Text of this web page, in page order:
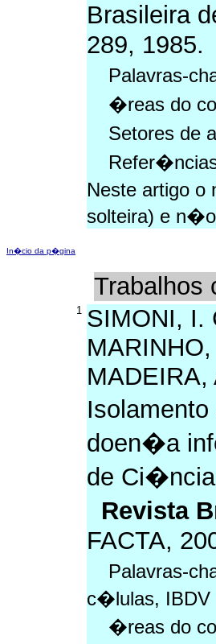
Brasileira
289, 1985.
Palavras-
�reas do
Setores
Neste artigo o
solteira) e
In�cio da p�gina
Trabalhos
1 SIMONI, I.
doen�a
de
Revista
FACTA,
Palavras-
c�lulas, IBDV
�reas do